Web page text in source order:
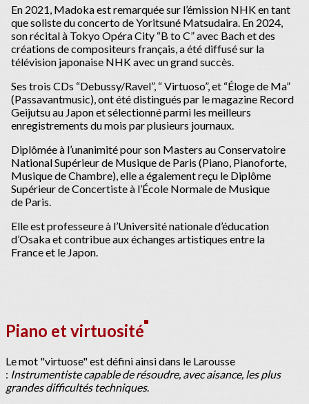
En 2021, Madoka est remarquée sur l’émission NHK en tant
que soliste du concerto de Yoritsuné Matsudaira. En 2024,
son récital à Tokyo Opéra City “B to C” avec Bach et des
créations de compositeurs français, a été diffusé sur la
télévision japonaise NHK avec un grand succès.
Ses trois CDs “Debussy/Ravel”, “ Virtuoso”, et “Éloge de Ma”
(Passavantmusic), ont été distingués par le magazine Record
Geijutsu au Japon et sélectionné parmi les meilleurs
enregistrements du mois par plusieurs journaux.
Diplômée à l’unanimité pour son Masters au Conservatoire
National Supérieur de Musique de Paris (Piano, Pianoforte,
Musique de Chambre), elle a également reçu le Diplôme
Supérieur de Concertiste à l’École Normale de Musique
de Paris.
Elle est professeure à l’Université nationale d’éducation
d’Osaka et contribue aux échanges artistiques entre la
France et le Japon.
Piano et virtuosité
Le mot "virtuose" est défini ainsi dans le Larousse
: Instrumentiste capable de résoudre, avec aisance, les plus
grandes difficultés techniques.